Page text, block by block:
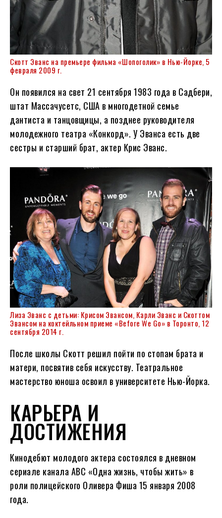
Скотт Эванс на премьере фильма «Шопоголик» в Нью-Йорке, 5
февраля 2009 г.
Он появился на свет 21 сентября 1983 года в Садбери,
штат Массачусетс, США в многодетной семье
дантиста и танцовщицы, а позднее руководителя
молодежного театра «Конкорд». У Эванса есть две
сестры и старший брат, актер Крис Эванс.
Лиза Эванс с детьми: Крисом Эвансом, Карли Эванс и Скоттом
Эвансом на коктейльном приеме «Before We Go» в Торонто, 12
сентября 2014 г.
После школы Скотт решил пойти по стопам брата и
матери, посвятив себя искусству. Театральное
мастерство юноша освоил в университете Нью-Йорка.
КАРЬЕРА И
ДОСТИЖЕНИЯ
Кинодебют молодого актера состоялся в дневном
сериале канала ABC «Одна жизнь, чтобы жить» в
роли полицейского Оливера Фиша 15 января 2008
года.